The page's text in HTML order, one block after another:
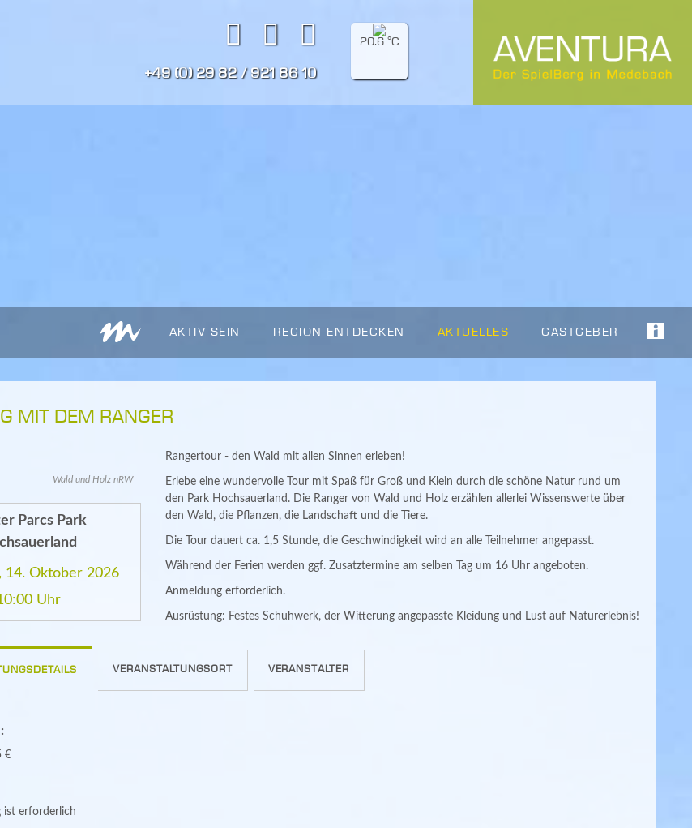
+49 (0) 29 82 / 921 86 10
20.6 °C
AKTIV SEIN REGION ENTDECKEN AKTUELLES GASTGEBER
MIT DEM RANGER
Wald und Holz nRW
Parcs Park
14. Oktober 2026
Uhr
Rangertour - den Wald mit allen Sinnen erleben!
Erlebe eine wundervolle Tour mit Spaß für Groß und Klein durch die schöne Natur rund um
den Park Hochsauerland. Die Ranger von Wald und Holz erzählen allerlei Wissenswerte über
den Wald, die Pflanzen, die Landschaft und die Tiere.
Die Tour dauert ca. 1,5 Stunde, die Geschwindigkeit wird an alle Teilnehmer angepasst.
Während der Ferien werden ggf. Zusatztermine am selben Tag um 16 Uhr angeboten.
Anmeldung erforderlich.
Ausrüstung: Festes Schuhwerk, der Witterung angepasste Kleidung und Lust auf Naturerlebnis!
VERANSTALTUNGSORT VERANSTALTER
€
ist erforderlich